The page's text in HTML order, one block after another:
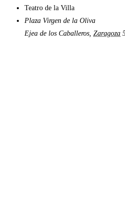
Teatro de la Villa
Plaza Virgen de la Oliva
Ejea de los Caballeros, Zaragoza